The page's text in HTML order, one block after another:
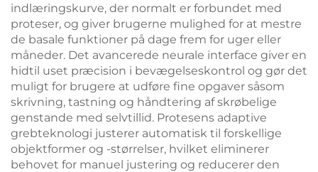
indlæringskurve, der normalt er forbundet med
proteser, og giver brugerne mulighed for at mestre
de basale funktioner på dage frem for uger eller
måneder. Det avancerede neurale interface giver en
hidtil uset præcision i bevægelseskontrol og gør det
muligt for brugere at udføre fine opgaver såsom
skrivning, tastning og håndtering af skrøbelige
genstande med selvtillid. Protesens adaptive
grebteknologi justerer automatisk til forskellige
objektformer og -størrelser, hvilket eliminerer
behovet for manuel justering og reducerer den